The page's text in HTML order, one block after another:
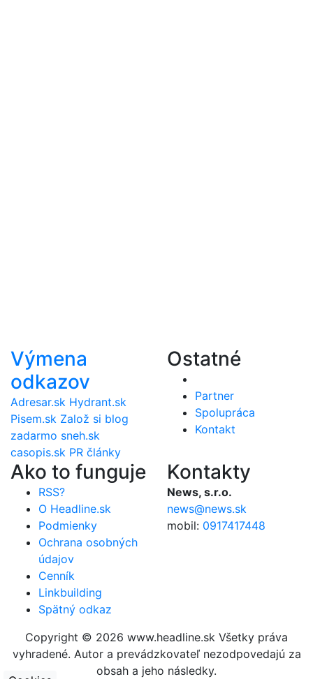
Výmena
odkazov
Adresar.sk Hydrant.sk
Pisem.sk Založ si blog
zadarmo sneh.sk
casopis.sk PR články
Ostatné
Partner
Spolupráca
Kontakt
Ako to funguje
RSS?
O Headline.sk
Podmienky
Ochrana osobných
údajov
Cenník
Linkbuilding
Spätný odkaz
Kontakty
News, s.r.o.
news@news.sk
mobil: 0917417448
Copyright © 2026 www.headline.sk Všetky práva
vyhradené. Autor a prevádzkovateľ nezodpovedajú za
obsah a jeho následky.